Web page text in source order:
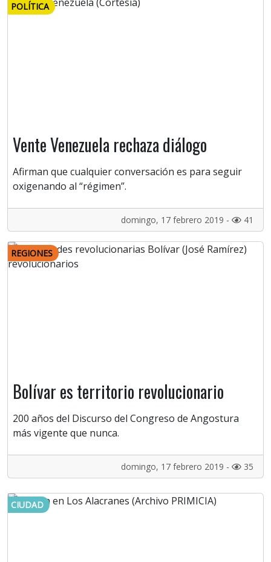
POLÍTICA
Vente Venezuela rechaza diálogo
Afirman que cualquier conversación es para seguir
oxigenando al “régimen”.
domingo, 17 febrero 2019 - 41
REGIONES
Bolívar es territorio revolucionario
200 años del Discurso del Congreso de Angostura
más vigente que nunca.
domingo, 17 febrero 2019 - 35
CIUDAD